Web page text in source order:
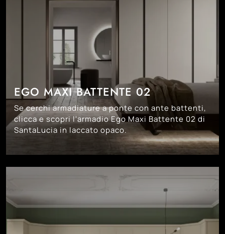
EGO MAXI BATTENTE 02
Se cerchi armadiature a ponte con ante battenti,
clicca e scopri l'armadio Ego Maxi Battente 02 di
SantaLucia in laccato opaco.